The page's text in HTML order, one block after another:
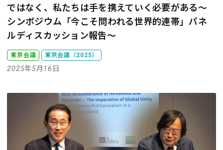
ではなく、私たちは手を携えていく必要がある～
シンポジウム「今こそ問われる世界的連帯」パネ
ルディスカッション報告～
東京会議 東京会議（2025）
2025年5月16日